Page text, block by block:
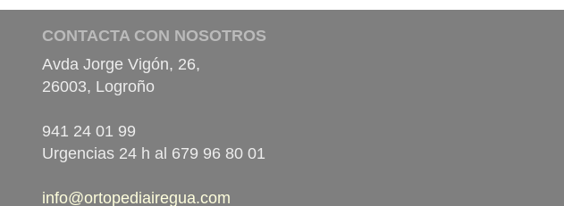
CONTACTA CON NOSOTROS
Avda Jorge Vigón, 26,
26003, Logroño
941 24 01 99
Urgencias 24 h al 679 96 80 01
info@ortopediairegua.com